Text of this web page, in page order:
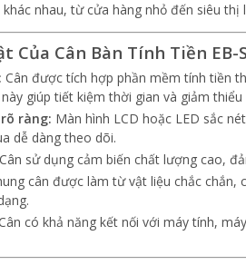
nhau, từ cửa hàng nhỏ đến siêu thị
Của Cân Bàn Tính Tiền EB-
Cân được tích hợp phần mềm tính tiền
giúp tiết kiệm thời gian và giảm
ràng: Màn hình LCD hoặc LED sắc
dễ dàng theo dõi.
Cân sử dụng cảm biến chất lượng cao,
cân được làm từ vật liệu chắc
có khả năng kết nối với máy tính,